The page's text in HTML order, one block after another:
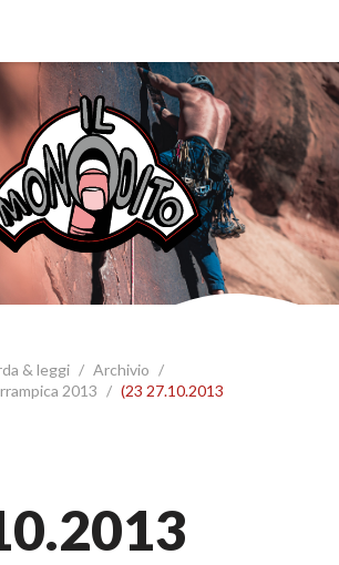
& leggi / Archivio /
2013 / (23 27.10.2013